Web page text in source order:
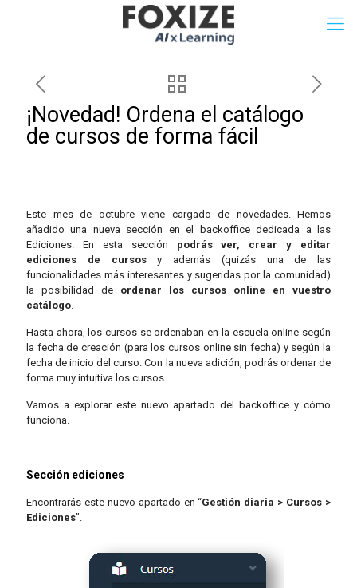
¡Novedad! Ordena el catálogo
de cursos de forma fácil
Este mes de octubre viene cargado de novedades. Hemos
añadido una nueva sección en el backoffice dedicada a las
Ediciones. En esta sección podrás ver, crear y editar
ediciones de cursosy además (quizás una de las
funcionalidades más interesantes y sugeridas por la comunidad)
la posibilidad de ordenar los cursos online en vuestro
catálogo.
Hasta ahora, los cursos se ordenaban en la escuela online según
la fecha de creación (para los cursos online sin fecha) y según la
fecha de inicio del curso. Con la nueva adición, podrás ordenar de
forma muy intuitiva los cursos.
Vamos a explorar este nuevo apartado del backoffice y cómo
funciona.
Sección ediciones
Encontrarás este nuevo apartado en “Gestión diaria > Cursos >
Ediciones”.